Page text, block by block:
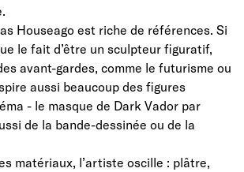
Houseago est riche de références. Si
le fait d’être un sculpteur figuratif,
avant-gardes, comme le futurisme ou
aussi beaucoup des figures
- le masque de Dark Vador par
de la bande-dessinée ou de la
matériaux, l’artiste oscille : plâtre,